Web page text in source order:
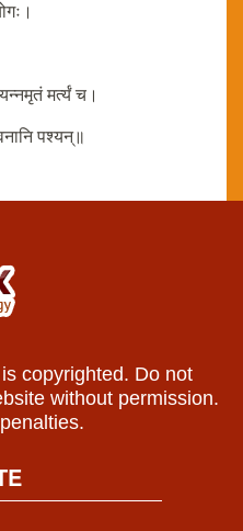
मर्त्यं च।
पश्यन्‌॥
copyrighted. Do not
without permission.